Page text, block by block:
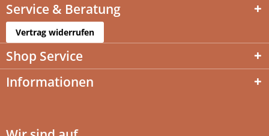
Service & Beratung
Vertrag widerrufen
Shop Service
Informationen